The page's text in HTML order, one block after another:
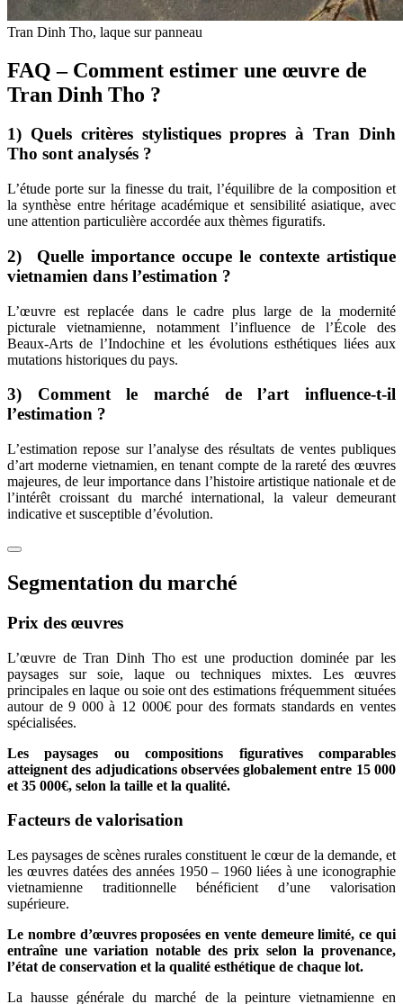
Tran Dinh Tho, laque sur panneau
FAQ – Comment estimer une œuvre de
Tran Dinh Tho ?
1) Quels critères stylistiques propres à Tran Dinh
Tho sont analysés ?
L’étude porte sur la finesse du trait, l’équilibre de la composition et
la synthèse entre héritage académique et sensibilité asiatique, avec
une attention particulière accordée aux thèmes figuratifs.
2) Quelle importance occupe le contexte artistique
vietnamien dans l’estimation ?
L’œuvre est replacée dans le cadre plus large de la modernité
picturale vietnamienne, notamment l’influence de l’École des
Beaux-Arts de l’Indochine et les évolutions esthétiques liées aux
mutations historiques du pays.
3) Comment le marché de l’art influence-t-il
l’estimation ?
L’estimation repose sur l’analyse des résultats de ventes publiques
d’art moderne vietnamien, en tenant compte de la rareté des œuvres
majeures, de leur importance dans l’histoire artistique nationale et de
l’intérêt croissant du marché international, la valeur demeurant
indicative et susceptible d’évolution.
Segmentation du marché
Prix des œuvres
L’œuvre de Tran Dinh Tho est une production dominée par les
paysages sur soie, laque ou techniques mixtes. Les œuvres
principales en laque ou soie ont des estimations fréquemment situées
autour de 9 000 à 12 000€ pour des formats standards en ventes
spécialisées.
Les paysages ou compositions figuratives comparables
atteignent des adjudications observées globalement entre 15 000
et 35 000€, selon la taille et la qualité.
Facteurs de valorisation
Les paysages de scènes rurales constituent le cœur de la demande, et
les œuvres datées des années 1950 – 1960 liées à une iconographie
vietnamienne traditionnelle bénéficient d’une valorisation
supérieure.
Le nombre d’œuvres proposées en vente demeure limité, ce qui
entraîne une variation notable des prix selon la provenance,
l’état de conservation et la qualité esthétique de chaque lot.
La hausse générale du marché de la peinture vietnamienne en